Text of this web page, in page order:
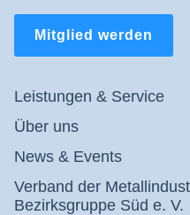
Mitglied werden
Leistungen & Service
Über uns
News & Events
Verband der
Bezirksgruppe Süd e. V.